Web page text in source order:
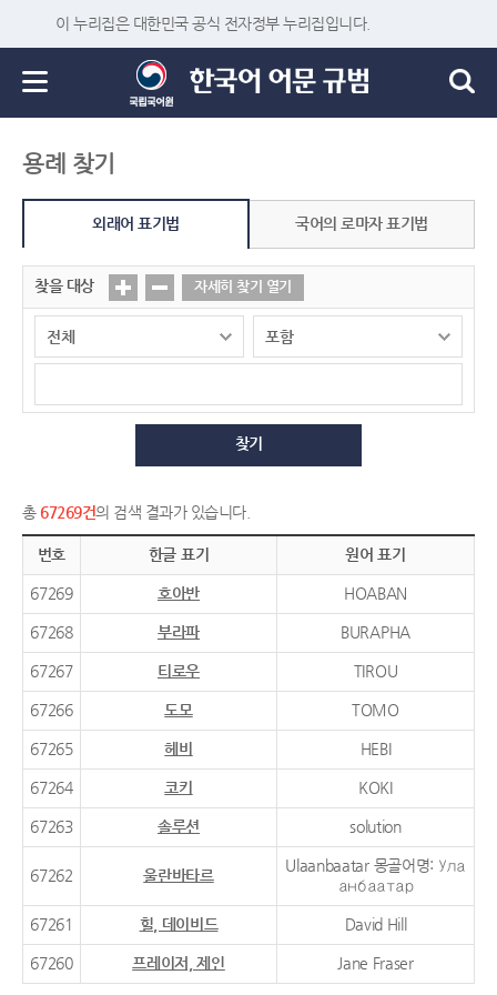
이 누리집은 대한민국 공식 전자정부 누리집입니다.
용례 찾기
외래어 표기법 국어의 로마자 표기법
찾을 대상 자세히 찾기 열기
찾기
총 67269건의 검색 결과가 있습니다.
번호 한글 표기 원어 표기
67269 호아반 HOABAN
67268 부라파 BURAPHA
67267 티로우 TIROU
67266 도모 TOMO
67265 헤비 HEBI
67264 코키 KOKI
67263 솔루션 solution
67262 울란바타르
Ulaanbaatar 몽골어명: Ула
анбаатар
67261 힐, 데이비드 David Hill
67260 프레이저, 제인 Jane Fraser